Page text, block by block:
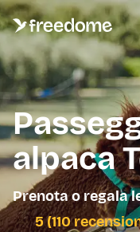
alpaca
Prenota o regala
5 (110